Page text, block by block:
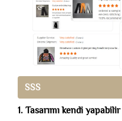
SSS
1. Tasarımı kendi